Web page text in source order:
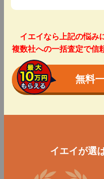
イエイなら上記の悩み
複数社への一括査定で信
無料
イエイが選